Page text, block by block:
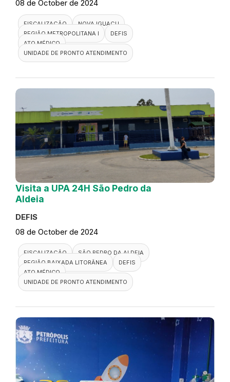
08 de October de 2024
FISCALIZAÇÃO
NOVA IGUAÇU
REGIÃO METROPOLITANA I
DEFIS
ATO MÉDICO
UNIDADE DE PRONTO ATENDIMENTO
Visita a UPA 24H São Pedro da
Aldeia
DEFIS
08 de October de 2024
FISCALIZAÇÃO
SÃO PEDRO DA ALDEIA
REGIÃO BAIXADA LITORÂNEA
DEFIS
ATO MÉDICO
UNIDADE DE PRONTO ATENDIMENTO